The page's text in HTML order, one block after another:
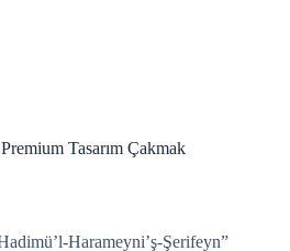
Tasarım Çakmak
Harameyni’ş-Şerifeyn”